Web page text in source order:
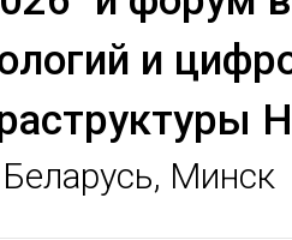
и
Беларусь, Минск